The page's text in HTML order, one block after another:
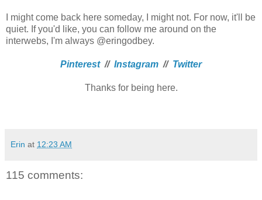
I might come back here someday, I might not. For now, it'll be
quiet. If you'd like, you can follow me around on the
interwebs, I'm always @eringodbey.
Pinterest// Instagram // Twitter
Thanks for being here.
Erin at 12:23 AM
115 comments: